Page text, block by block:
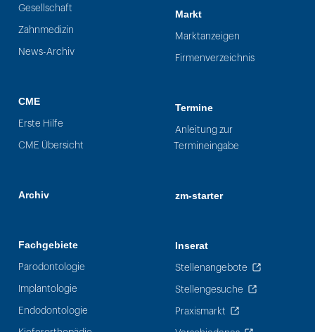
Gesellschaft
Zahnmedizin
News-Archiv
CME
Erste Hilfe
CME Übersicht
Archiv
Fachgebiete
Parodontologie
Implantologie
Endodontologie
Markt
Marktanzeigen
Firmenverzeichnis
Termine
Anleitung zur
Termineingabe
zm-starter
Inserat
Stellenangebote
Stellengesuche
Praxismarkt